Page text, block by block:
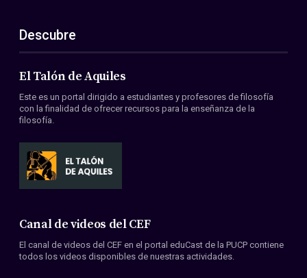
ES
EN
Acerca de nosotros
Miembros
Convenios
Descubre
El Talón de Aquiles
Este es un portal dirigido a estudiantes y profesores de filosofía
con la finalidad de ofrecer recursos para la enseñanza de la
filosofía.
Canal de videos del CEF
El canal de videos del CEF en el portal eduCast de la PUCP contiene
todos los videos disponibles de nuestras actividades.